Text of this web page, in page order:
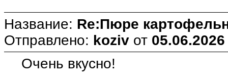
Название: Re:Пюре
Отправлено: koziv от
Очень вкусно!